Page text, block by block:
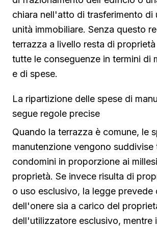
chiara nell'atto di trasferimento di
unità immobiliare. Senza questo
terrazza a livello resta di
tutte le conseguenze in termini di
e di spese.
La ripartizione delle spese di
segue regole precise
Quando la terrazza è comune, le
manutenzione vengono suddivise
condomini in proporzione ai
proprietà. Se invece risulta di
o uso esclusivo, la legge prevede
dell'onere sia a carico del
dell'utilizzatore esclusivo, mentre